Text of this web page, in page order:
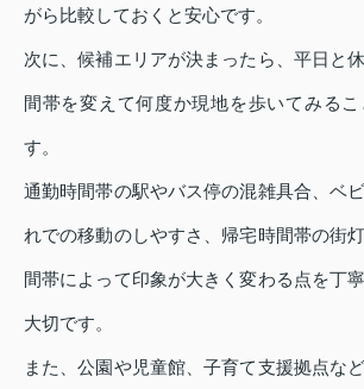
がら比較しておくと安心です。
次に、候補エリアが決まったら、平日と
間帯を変えて何度か現地を歩いてみる
す。
通勤時間帯の駅やバス停の混雑具合、ベ
れでの移動のしやすさ、帰宅時間帯の街
間帯によって印象が大きく変わる点を丁
大切です。
また、公園や児童館、子育て支援拠点な